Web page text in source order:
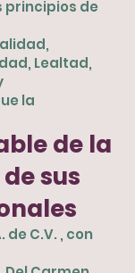
principios de
Lealtad,
la
de la
sus
de C.V. , con